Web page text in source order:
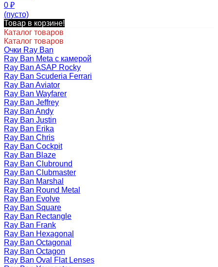
0 ₽
(пусто)
Товар в корзине!
Каталог товаров
Каталог товаров
Очки Ray Ban
Ray Ban Meta с камерой
Ray Ban ASAP Rocky
Ray Ban Scuderia Ferrari
Ray Ban Aviator
Ray Ban Wayfarer
Ray Ban Jeffrey
Ray Ban Andy
Ray Ban Justin
Ray Ban Erika
Ray Ban Chris
Ray Ban Cockpit
Ray Ban Blaze
Ray Ban Clubround
Ray Ban Clubmaster
Ray Ban Marshal
Ray Ban Round Metal
Ray Ban Evolve
Ray Ban Square
Ray Ban Rectangle
Ray Ban Frank
Ray Ban Hexagonal
Ray Ban Octagonal
Ray Ban Octagon
Ray Ban Oval Flat Lenses